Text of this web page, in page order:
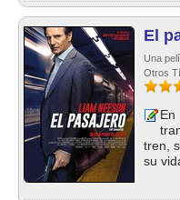
El
Una
Otros
tren,
su